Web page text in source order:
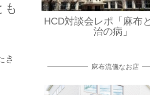
も
き
HCD対談会レポ「麻布
治の病」
麻布流儀なお店